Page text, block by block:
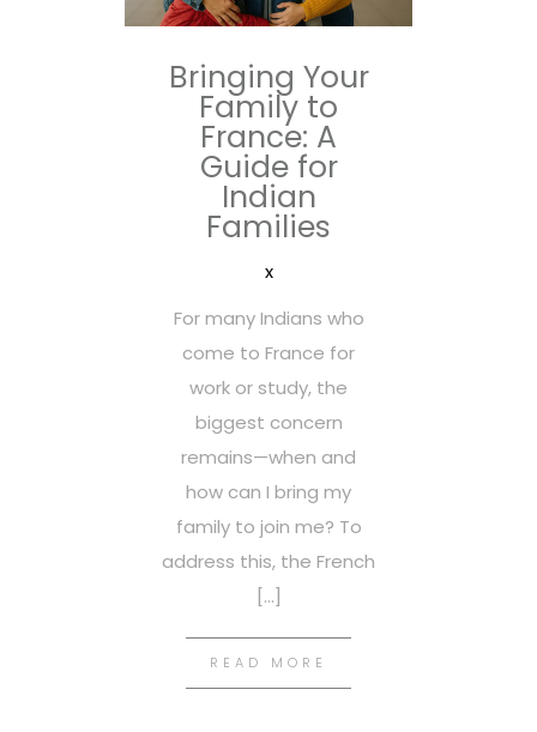
Bringing Your
Family to
France: A
Guide for
Indian
Families
x
For many Indians who
come to France for
work or study, the
biggest concern
remains—when and
how can I bring my
family to join me? To
address this, the French
[…]
READ MORE